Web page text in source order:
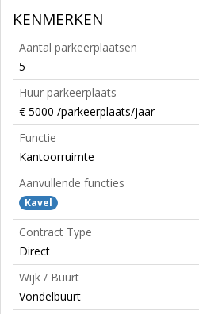
KENMERKEN
Aantal parkeerplaatsen
5
Huur parkeerplaats
€ 5000 /parkeerplaats/jaar
Functie
Kantoorruimte
Aanvullende functies
Kavel
Contract Type
Direct
Wijk / Buurt
Vondelbuurt